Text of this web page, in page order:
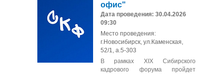
офис"
Дата проведения: 30.04.2026
09:30
Место проведения:
г.Новосибирск, ул.Каменская,
52/1, а.5-303
В рамках XIX Сибирского
кадрового форума пройдет